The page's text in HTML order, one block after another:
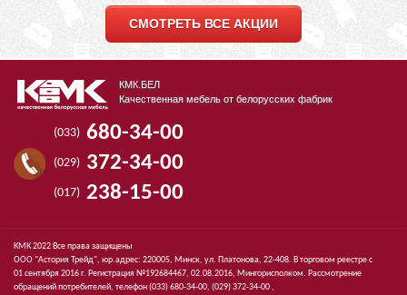
СМОТРЕТЬ ВСЕ АКЦИИ
КМК.БЕЛ
Качественная мебель от белорусских фабрик
(033) 680-34-00
(029) 372-34-00
(017) 238-15-00
КМК 2022 Все права защищены
ООО "Астория Трейд", юр.адрес: 220005, Минск, ул. Платонова, 22-408. В торговом реестре с
01 сентября 2016 г. Регистрация №192684467, 02.08.2016, Мингорисполком. Рассмотрение
обращений потребителей, телефон(033)680-34-00, (029)372-34-00 ,